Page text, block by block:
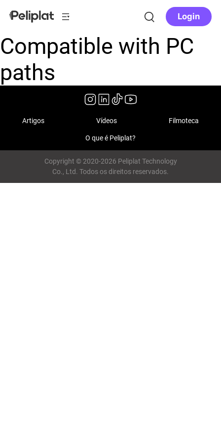
Login
Compatible with PC
paths
Artigos Vídeos Filmoteca
O que é Peliplat?
Copyright © 2020-2026 Peliplat Technology
Co., Ltd. Todos os direitos reservados.